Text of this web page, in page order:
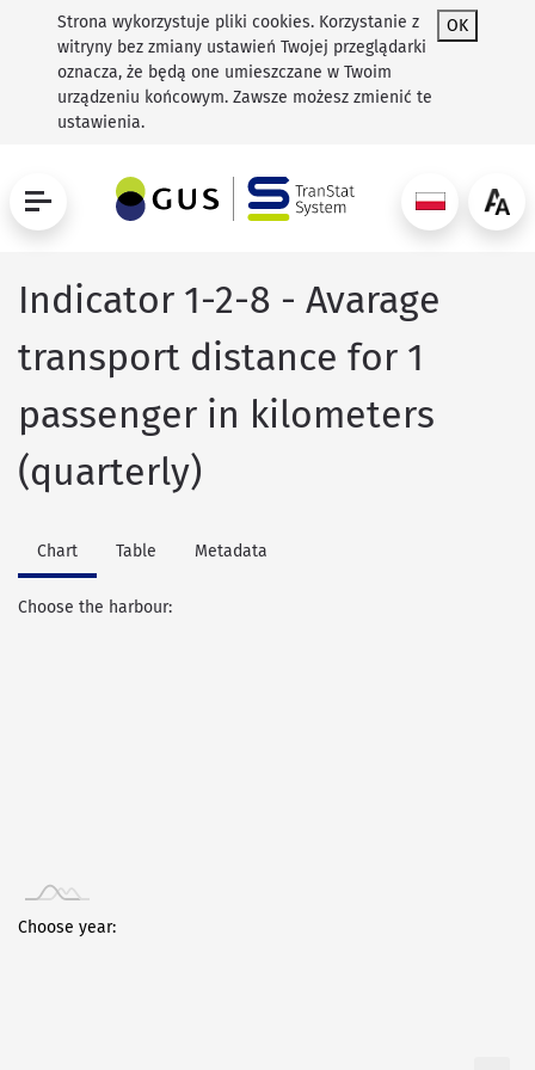
Strona wykorzystuje pliki cookies. Korzystanie z
witryny bez zmiany ustawień Twojej przeglądarki
oznacza, że będą one umieszczane w Twoim
urządzeniu końcowym. Zawsze możesz zmienić te
ustawienia.
OK
Indicator 1-2-8 - Avarage
transport distance for 1
passenger in kilometers
(quarterly)
Chart Table Metadata
Choose the harbour:
Choose year: